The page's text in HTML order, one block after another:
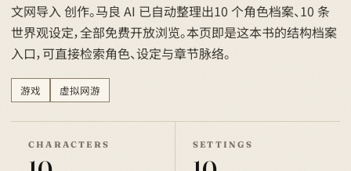
文网导入 创作。马良 AI 已自动整理出10 个角色档案、10 条
世界观设定，全部免费开放浏览。本页即是这本书的结构档案
入口，可直接检索角色、设定与章节脉络。
游戏 虚拟网游
CHARACTERS SETTINGS